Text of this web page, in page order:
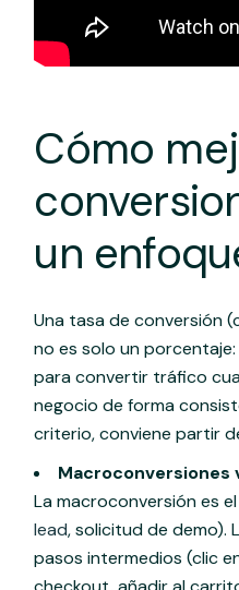
Cómo
un
Una tasa de conversión
no es solo un
para convertir tráfico
negocio de forma
criterio, conviene partir
Macroconversiones
La macroconversión es
lead, solicitud de demo).
pasos intermedios (clic